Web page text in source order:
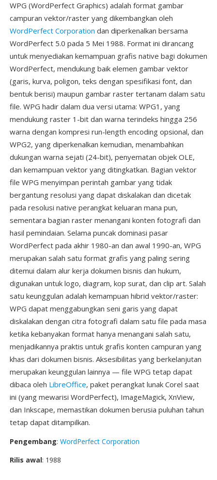
WPG (WordPerfect Graphics) adalah format gambar
campuran vektor/raster yang dikembangkan oleh
WordPerfect Corporation dan diperkenalkan bersama
WordPerfect 5.0 pada 5 Mei 1988. Format ini dirancang
untuk menyediakan kemampuan grafis native bagi dokumen
WordPerfect, mendukung baik elemen gambar vektor
(garis, kurva, poligon, teks dengan spesifikasi font, dan
bentuk berisi) maupun gambar raster tertanam dalam satu
file. WPG hadir dalam dua versi utama: WPG1, yang
mendukung raster 1-bit dan warna terindeks hingga 256
warna dengan kompresi run-length encoding opsional, dan
WPG2, yang diperkenalkan kemudian, menambahkan
dukungan warna sejati (24-bit), penyematan objek OLE,
dan kemampuan vektor yang ditingkatkan. Bagian vektor
file WPG menyimpan perintah gambar yang tidak
bergantung resolusi yang dapat diskalakan dan dicetak
pada resolusi native perangkat keluaran mana pun,
sementara bagian raster menangani konten fotografi dan
hasil pemindaian. Selama puncak dominasi pasar
WordPerfect pada akhir 1980-an dan awal 1990-an, WPG
merupakan salah satu format grafis yang paling sering
ditemui dalam alur kerja dokumen bisnis dan hukum,
digunakan untuk logo, diagram, kop surat, dan clip art. Salah
satu keunggulan adalah kemampuan hibrid vektor/raster:
WPG dapat menggabungkan seni garis yang dapat
diskalakan dengan citra fotografi dalam satu file pada masa
ketika kebanyakan format hanya menangani salah satu,
menjadikannya praktis untuk grafis konten campuran yang
khas dari dokumen bisnis. Aksesibilitas yang berkelanjutan
merupakan keunggulan lainnya — file WPG tetap dapat
dibaca oleh LibreOffice, paket perangkat lunak Corel saat
ini (yang mewarisi WordPerfect), ImageMagick, XnView,
dan Inkscape, memastikan dokumen berusia puluhan tahun
tetap dapat ditampilkan.
Pengembang: WordPerfect Corporation
Rilis awal: 1988